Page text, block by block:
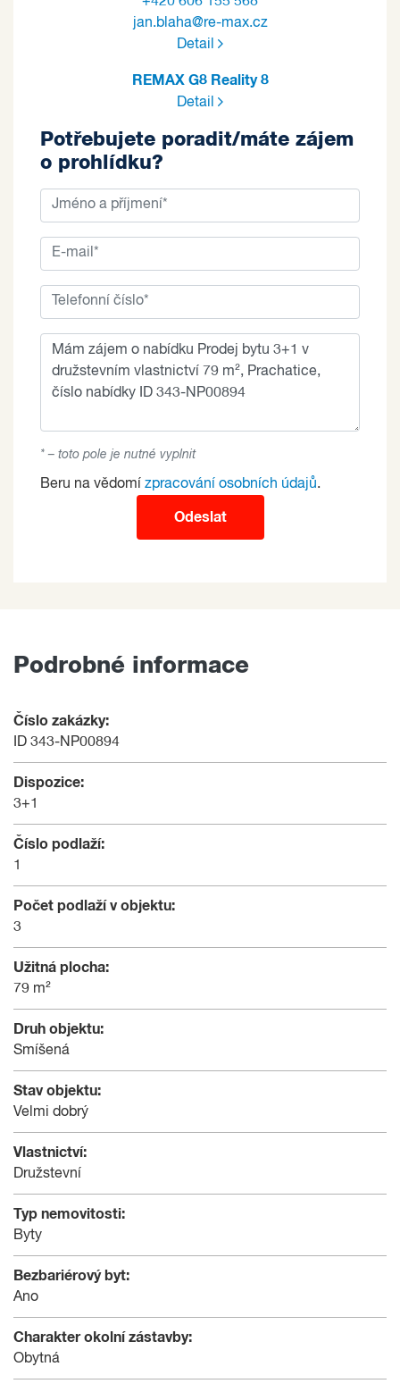
jan.blaha@re-max.cz
Detail
REMAX G8 Reality 8
Detail
Potřebujete poradit/máte zájem
o prohlídku?
* – toto pole je nutné vyplnit
Beru na vědomí zpracování osobních údajů.
Odeslat
Podrobné informace
Číslo zakázky:
ID 343-NP00894
Dispozice:
3+1
Číslo podlaží:
1
Počet podlaží v objektu:
3
Užitná plocha:
79 m²
Druh objektu:
Smíšená
Stav objektu:
Velmi dobrý
Vlastnictví:
Družstevní
Typ nemovitosti:
Byty
Bezbariérový byt:
Ano
Charakter okolní zástavby:
Obytná